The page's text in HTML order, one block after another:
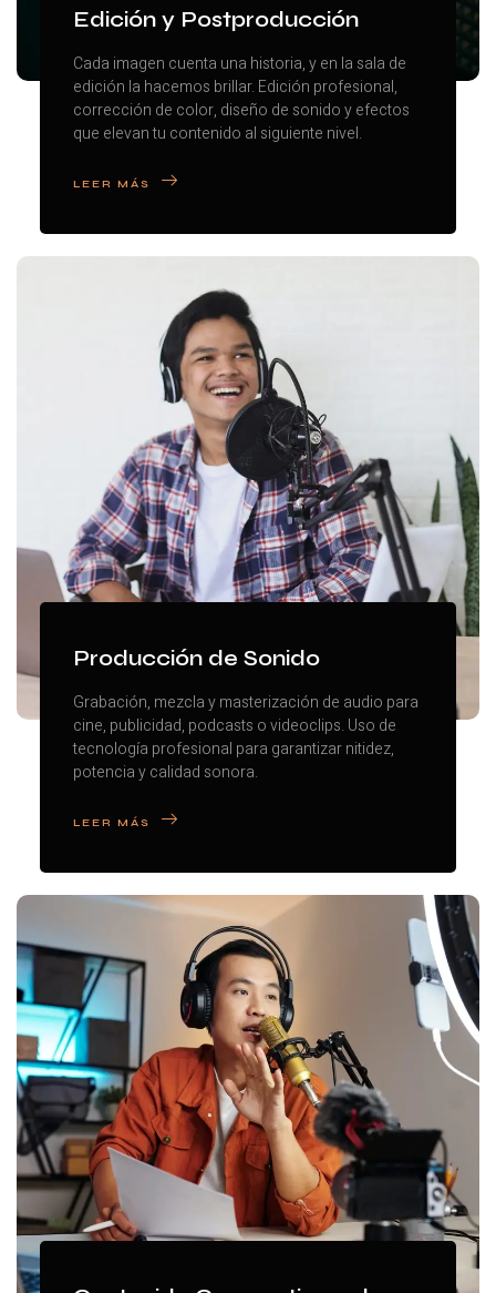
Edición y Postproducción
Cada imagen cuenta una historia, y en la sala de
edición la hacemos brillar. Edición profesional,
corrección de color, diseño de sonido y efectos
que elevan tu contenido al siguiente nivel.
LEER MÁS
Producción de Sonido
Grabación, mezcla y masterización de audio para
cine, publicidad, podcasts o videoclips. Uso de
tecnología profesional para garantizar nitidez,
potencia y calidad sonora.
LEER MÁS